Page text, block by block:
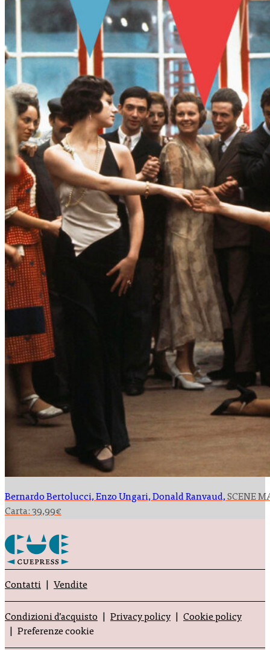
Bernardo Bertolucci, Enzo Ungari, Donald Ranvaud,SCENE
Carta: 39,99€
Contatti Vendite
Condizioni d’acquisto Privacy policy
Cookie policy
Preferenze cookie